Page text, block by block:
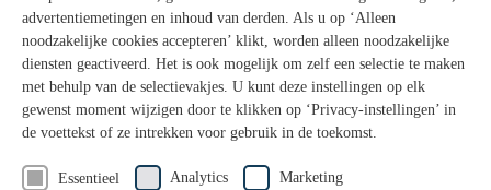
Voegen / Siliconen
Montagelijmen
Natuursteenprogramma
Vloerbedekkings- en parketlijmen
Wandegalesaties
Accessoires
PANDOMO®
Badkamerrenovatie met wedi
advertentiemetingen en inhoud van derden. Als u op ‘Alleen
noodzakelijke cookies accepteren’ klikt, worden alleen noodzakelijke
diensten geactiveerd. Het is ook mogelijk om zelf een selectie te maken
met behulp van de selectievakjes. U kunt deze instellingen op elk
gewenst moment wijzigen door te klikken op ‘Privacy-instellingen’ in
de voettekst of ze intrekken voor gebruik in de toekomst.
Essentieel Analytics Marketing